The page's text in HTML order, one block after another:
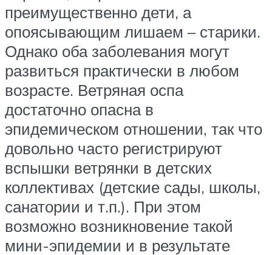
преимущественно дети, а
опоясывающим лишаем – старики.
Однако оба заболевания могут
развиться практически в любом
возрасте. Ветряная оспа
достаточно опасна в
эпидемическом отношении, так что
довольно часто регистрируют
вспышки ветрянки в детских
коллективах (детские сады, школы,
санатории и т.п.). При этом
возможно возникновение такой
мини-эпидемии и в результате